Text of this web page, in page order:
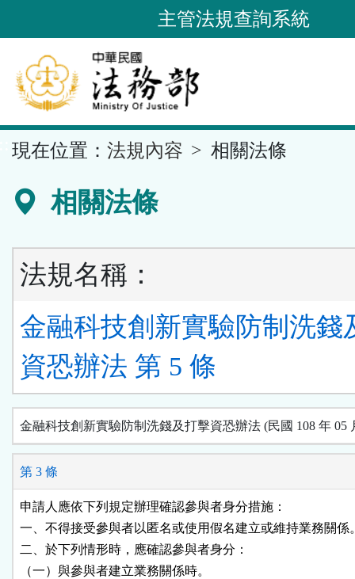
到
要
內
容
區
主管法規查詢系統
現在位置： 法規內容 相關法條
相關法條
法規名稱：
金融科技創新實驗防制洗錢
資恐辦法 第 5 條
金融科技創新實驗防制洗錢及打擊資恐辦法 (民國 108 年 05
第 3 條
申請人應依下列規定辦理確認參與者身分措施：
一、不得接受參與者以匿名或使用假名建立或維持業務關係
二、於下列情形時，應確認參與者身分：
（一）與參與者建立業務關係時。